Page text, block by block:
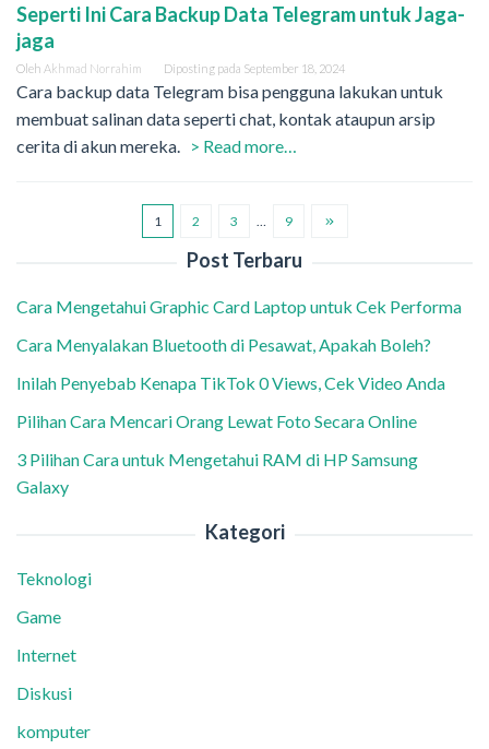
Seperti Ini Cara Backup Data Telegram untuk Jaga-
jaga
Oleh Akhmad Norrahim Diposting pada September 18, 2024
Cara backup data Telegram bisa pengguna lakukan untuk
membuat salinan data seperti chat, kontak ataupun arsip
cerita di akun mereka.
> Read more…
1 2 3 9
Post Terbaru
Cara Mengetahui Graphic Card Laptop untuk Cek Performa
Cara Menyalakan Bluetooth di Pesawat, Apakah Boleh?
Inilah Penyebab Kenapa TikTok 0 Views, Cek Video Anda
Pilihan Cara Mencari Orang Lewat Foto Secara Online
3 Pilihan Cara untuk Mengetahui RAM di HP Samsung
Galaxy
Kategori
Teknologi
Game
Internet
Diskusi
komputer